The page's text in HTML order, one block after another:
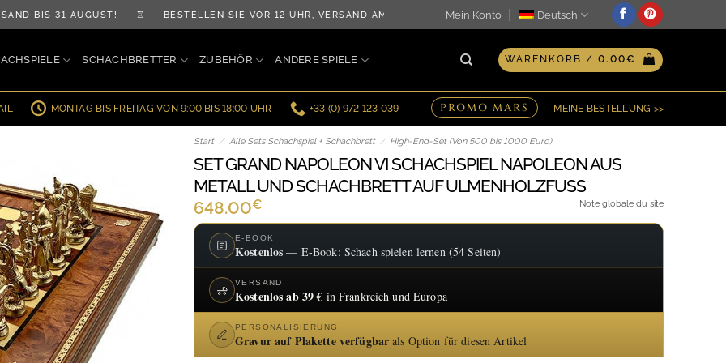
BIS 31 AUGUST! ♖ BESTELLEN SIE VOR 12 UHR, VERSAND AM SELBEN TAG ♖ OPTION FÜR PERSONALISIERTE GRAVUR
Mein Konto Deutsch
SCHACHBRETTER ZUBEHÖR ANDERE SPIELE WARENKORB / 0.00€
MONTAG BIS FREITAG VON 9:00 BIS 18:00 UHR +33 (0) 972 123 039 PROMO MARS MEINE BESTELLUNG >>
Start / Alle Sets Schachspiel + Schachbrett / High-End-Set (Von 500 bis 1000 Euro)
SET GRAND NAPOLEON VI SCHACHSPIEL NAPOLEON AUS
METALL UND SCHACHBRETT AUF ULMENHOLZFUSS
648.00€ Note globale du site
E-BOOK
Kostenlos — E-Book: Schach spielen lernen (54 Seiten)
VERSAND
Kostenlos ab 39 € in Frankreich und Europa
PERSONALISIERUNG
Gravur auf Plakette verfügbar als Option für diesen Artikel